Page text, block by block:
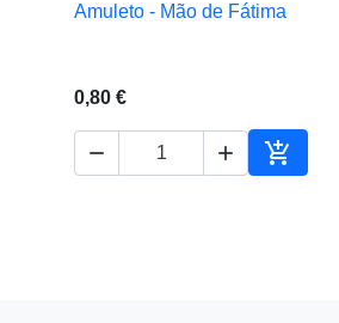
ao carrinho
 Vista rápida
Amuleto - Mão de Fátima
0,80 €
  